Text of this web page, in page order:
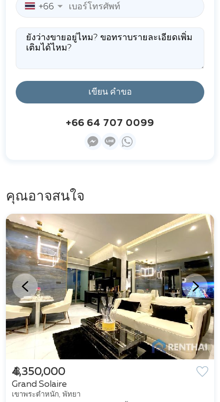
+66
เขียน คำขอ
+66 64 707 0099
คุณอาจสนใจ
Grand Solaire
เขาพระตำหนัก, พัทยา
฿ 4,350,000